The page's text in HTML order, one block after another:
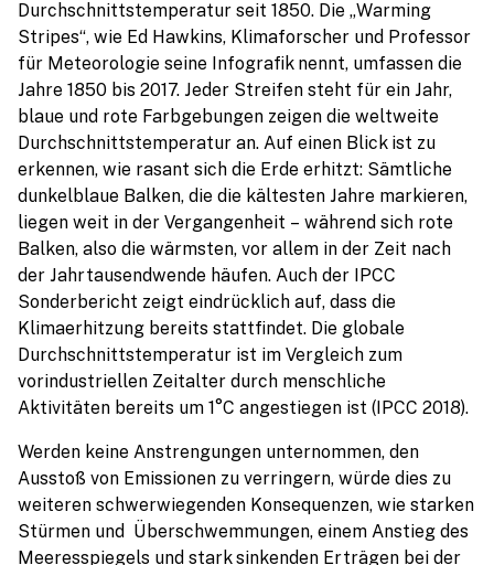
Durchschnittstemperatur seit 1850. Die „Warming
Stripes“, wie Ed Hawkins, Klimaforscher und Professor
für Meteorologie seine Infografik nennt, umfassen die
Jahre 1850 bis 2017. Jeder Streifen steht für ein Jahr,
blaue und rote Farbgebungen zeigen die weltweite
Durchschnittstemperatur an. Auf einen Blick ist zu
erkennen, wie rasant sich die Erde erhitzt: Sämtliche
dunkelblaue Balken, die die kältesten Jahre markieren,
liegen weit in der Vergangenheit – während sich rote
Balken, also die wärmsten, vor allem in der Zeit nach
der Jahrtausendwende häufen. Auch der IPCC
Sonderbericht zeigt eindrücklich auf, dass die
Klimaerhitzung bereits stattfindet. Die globale
Durchschnittstemperatur ist im Vergleich zum
vorindustriellen Zeitalter durch menschliche
Aktivitäten bereits um 1°C angestiegen ist (IPCC 2018).
Werden keine Anstrengungen unternommen, den
Ausstoß von Emissionen zu verringern, würde dies zu
weiteren schwerwiegenden Konsequenzen, wie starken
Stürmen und Überschwemmungen, einem Anstieg des
Meeresspiegels und stark sinkenden Erträgen bei der